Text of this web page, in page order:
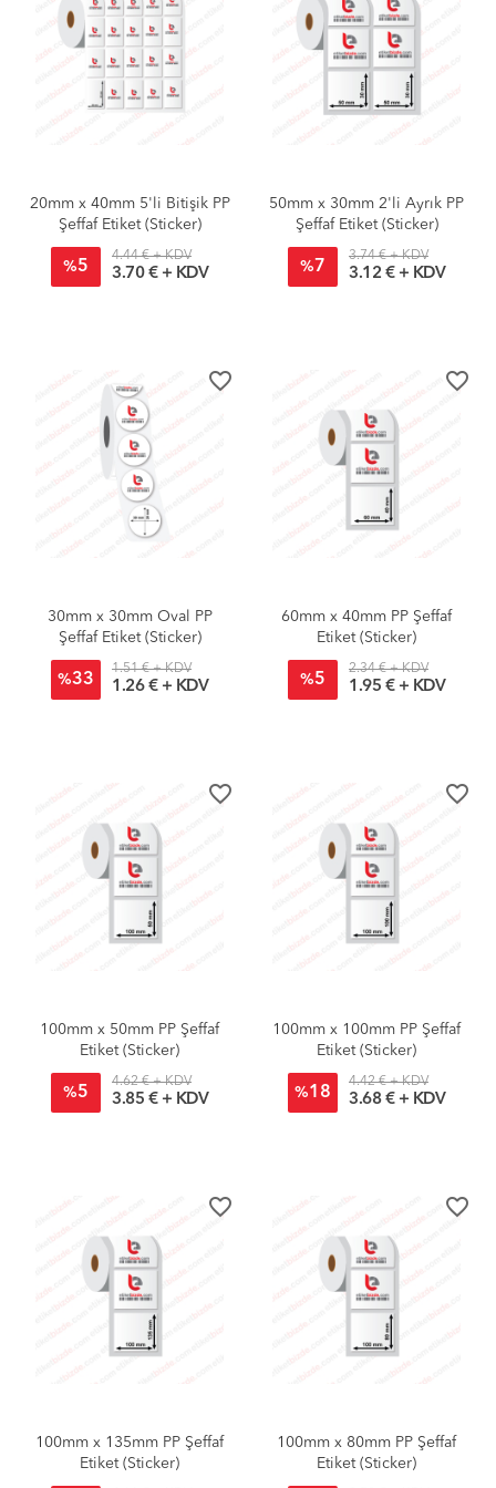
20mm x 40mm 5'li Bitişik PP
Şeffaf Etiket (Sticker)
%5
4.44 € + KDV
3.70 € + KDV
50mm x 30mm 2'li Ayrık PP
Şeffaf Etiket (Sticker)
% 7
3.74 € + KDV
3.12 € + KDV
favorite_border
30mm x 30mm Oval PP
Şeffaf Etiket (Sticker)
%33
1.51 € + KDV
1.26 € + KDV
favorite_border
60mm x 40mm PP Şeffaf
Etiket (Sticker)
%5
2.34 € + KDV
1.95 € + KDV
favorite_border
100mm x 50mm PP Şeffaf
Etiket (Sticker)
%5
4.62 € + KDV
3.85 € + KDV
favorite_border
100mm x 100mm PP Şeffaf
Etiket (Sticker)
%18
4.42 € + KDV
3.68 € + KDV
favorite_border
100mm x 135mm PP Şeffaf
Etiket (Sticker)
favorite_border
100mm x 80mm PP Şeffaf
Etiket (Sticker)